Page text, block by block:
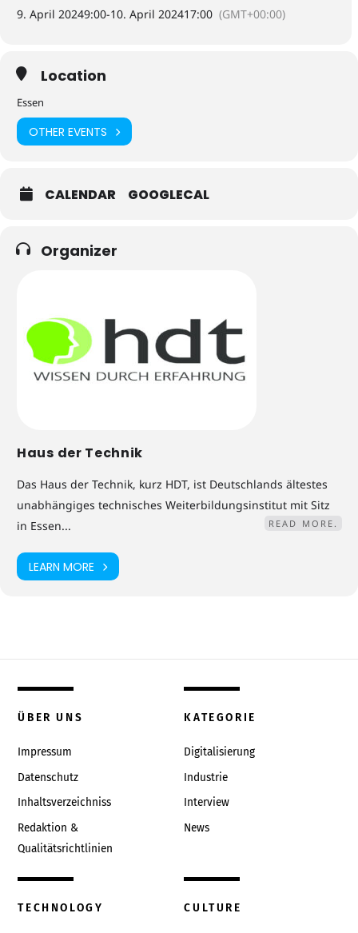
9. April 20249:00-10. April 202417:00 (GMT+00:00)
Location
Essen
OTHER EVENTS
CALENDAR GOOGLECAL
Organizer
Haus der Technik
Das Haus der Technik, kurz HDT, ist Deutschlands ältestes
unabhängiges technisches Weiterbildungsinstitut mit Sitz
in Essen...
READ MORE.
LEARN MORE
ÜBER UNS
Impressum
Datenschutz
Inhaltsverzeichniss
Redaktion &
Qualitätsrichtlinien
KATEGORIE
Digitalisierung
Industrie
Interview
News
TECHNOLOGY CULTURE